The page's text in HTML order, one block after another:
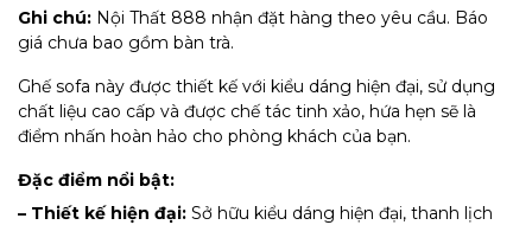
Ghi chú: Nội Thất 888 nhận đặt hàng theo yêu cầu. Báo
giá chưa bao gồm bàn trà​.
Ghế sofa này được thiết kế với kiểu dáng hiện đại, sử dụng
chất liệu cao cấp và được chế tác tinh xảo, hứa hẹn sẽ là
điểm nhấn hoàn hảo cho phòng khách của bạn.
Đặc điểm nổi bật:
– Thiết kế hiện đại: Sở hữu kiểu dáng hiện đại, thanh lịch